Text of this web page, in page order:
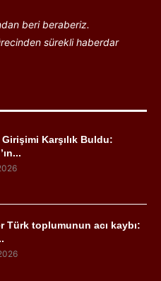
beri beraberiz.
sürekli haberdar
Girişimi Karşılık Buldu:
Türk toplumunun acı kaybı: